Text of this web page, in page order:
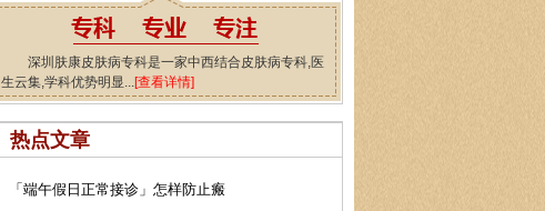
深圳肤康皮肤病专科是一家中西结合皮肤病专科,医
生云集,学科优势明显...[查看详情]
热点文章
「端午假日正常接诊」怎样防止瘢